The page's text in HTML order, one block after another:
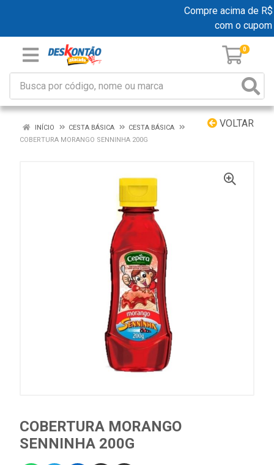
Compre acima de
com o cupom
0
VOLTAR
INÍCIO CESTA BÁSICA
CESTA BÁSICA
COBERTURA MORANGO SENNINHA 200G
COBERTURA MORANGO
SENNINHA 200G